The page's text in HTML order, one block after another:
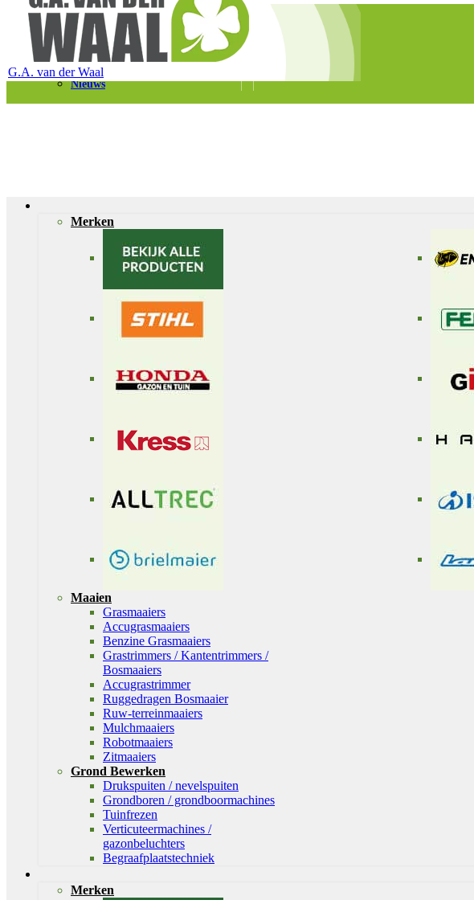
Telefoon 0180 – 421399
Schaapherderweg 6, 2988 CK Ridderkerk
Vacatures
Nieuws
G.A. van der Waal
Merken
Maaien
Grasmaaiers
Accugrasmaaiers
Benzine Grasmaaiers
Grastrimmers / Kantentrimmers /
Bosmaaiers
Accugrastrimmer
Ruggedragen Bosmaaier
Ruw-terreinmaaiers
Mulchmaaiers
Robotmaaiers
Zitmaaiers
Grond Bewerken
Drukspuiten / nevelspuiten
Grondboren / grondboormachines
Tuinfrezen
Verticuteermachines /
gazonbeluchters
Begraafplaatstechniek
Merken